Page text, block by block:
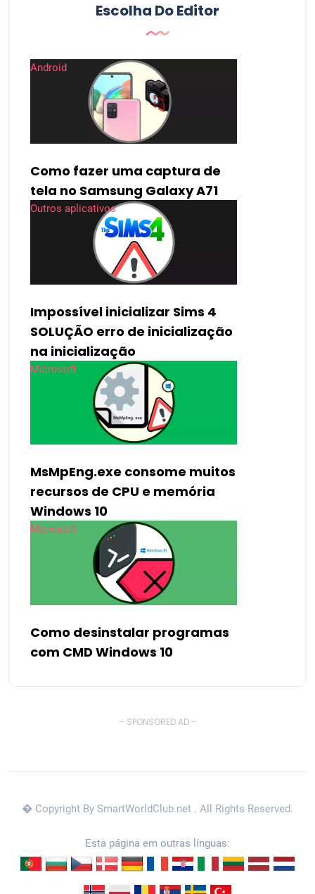
Escolha Do Editor
Android
Como fazer uma captura de
tela no Samsung Galaxy A71
Outros aplicativos
Impossível inicializar Sims 4
SOLUÇÃO erro de inicialização
na inicialização
Microsoft
MsMpEng.exe consome muitos
recursos de CPU e memória
Windows 10
Microsoft
Como desinstalar programas
com CMD Windows 10
- SPONSORED AD -
� Copyright By SmartWorldClub.net . All Rights Reserved.
Esta página em outras línguas: